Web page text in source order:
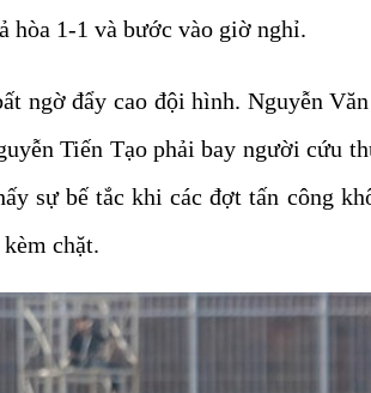
hòa 1-1 và bước vào giờ nghỉ.
ngờ đẩy cao đội hình. Nguyễn
Tiến Tạo phải bay người cứu
sự bế tắc khi các đợt tấn công
chặt.